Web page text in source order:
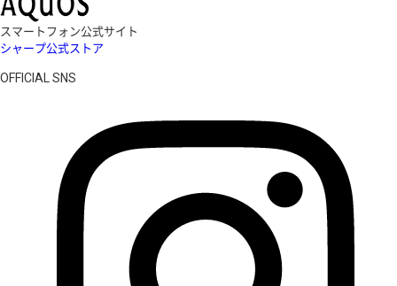
スマートフォン公式サイト
シャープ公式ストア
OFFICIAL SNS